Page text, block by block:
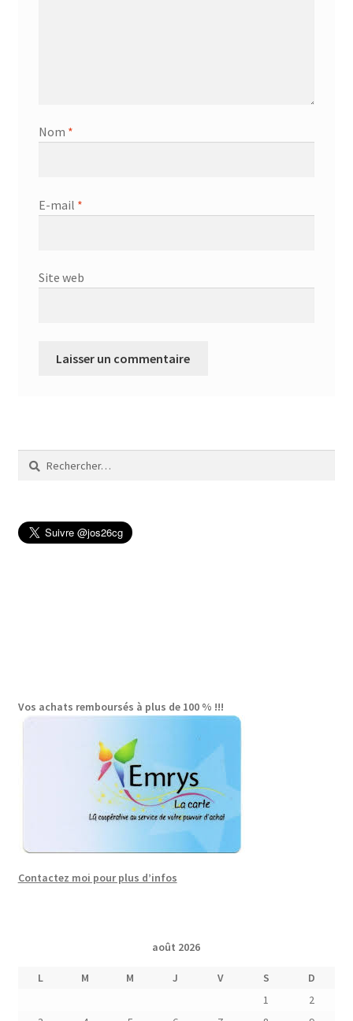
Nom *
E-mail *
Site web
Rechercher :
Vos achats remboursés à plus de 100 % !!!
Contactez moi pour plus d’infos
août 2026
L M M J V S
D
1
2